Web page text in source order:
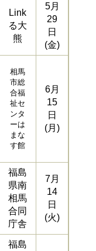
Link
る大
熊
5月
29
日
(金)
相馬
市総
合福
祉セ
ンタ
ーは
まな
す館
6月
15
日
(月)
福島
県南
相馬
合同
庁舎
7月
14
日
(火)
福島